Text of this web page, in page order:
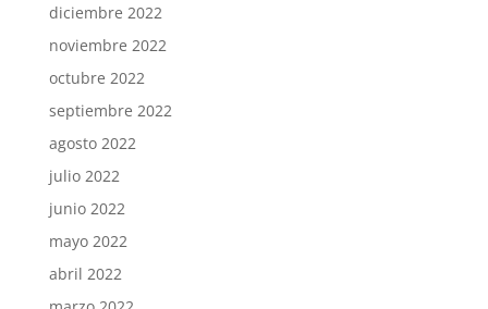
diciembre 2022
noviembre 2022
octubre 2022
septiembre 2022
agosto 2022
julio 2022
junio 2022
mayo 2022
abril 2022